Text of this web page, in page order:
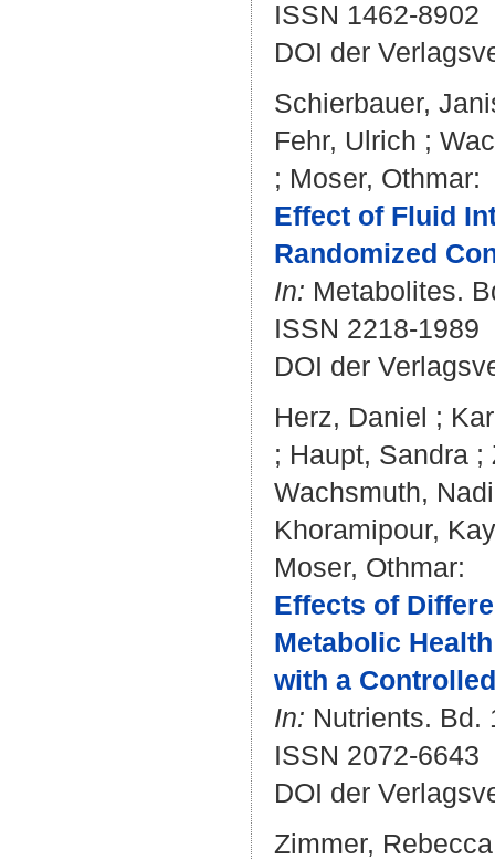
ISSN 1462-8902
DOI der
Schierbauer,
Fehr, Ulrich ;
; Moser, Othmar:
Effect of Fluid
Randomized
In: Metabolites.
ISSN 2218-1989
DOI der
Herz, Daniel ;
; Haupt, Sandra ;
Wachsmuth,
Khoramipour,
Moser, Othmar:
Effects of
Metabolic
with a
In: Nutrients. Bd.
ISSN 2072-6643
DOI der
Zimmer,